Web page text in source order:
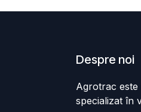
Despre noi
Agrotrac este
specializat în